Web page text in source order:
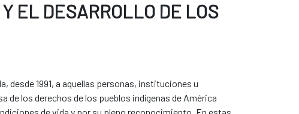
EL DESARROLLO DE LOS
desde 1991, a aquellas personas, instituciones u
de los derechos de los pueblos indígenas de América